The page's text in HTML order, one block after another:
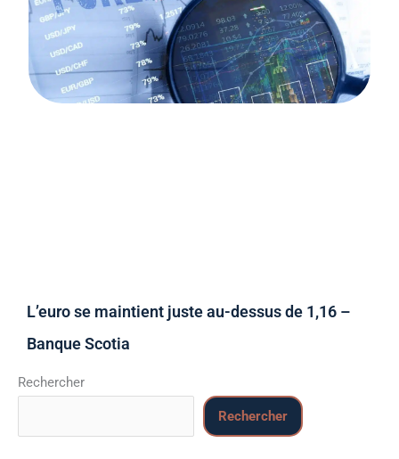
L’euro se maintient juste au-dessus de 1,16 –
Banque Scotia
Rechercher
Rechercher